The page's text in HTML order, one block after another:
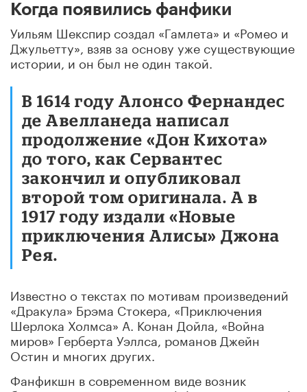
Когда появились фанфики
Уильям Шекспир создал «Гамлета» и «Ромео и
Джульетту», взяв за основу уже существующие
истории, и он был не один такой.
В 1614 году Алонсо Фернандес
де Авелланеда написал
продолжение «Дон Кихота»
до того, как Сервантес
закончил и опубликовал
второй том оригинала. А в
1917 году издали «Новые
приключения Алисы» Джона
Рея.
Известно о текстах по мотивам произведений
«Дракула» Брэма Стокера, «Приключения
Шерлока Холмса» А. Конан Дойла, «Война
миров» Герберта Уэллса, романов Джейн
Остин и многих других.
Фанфикшн в современном виде возник